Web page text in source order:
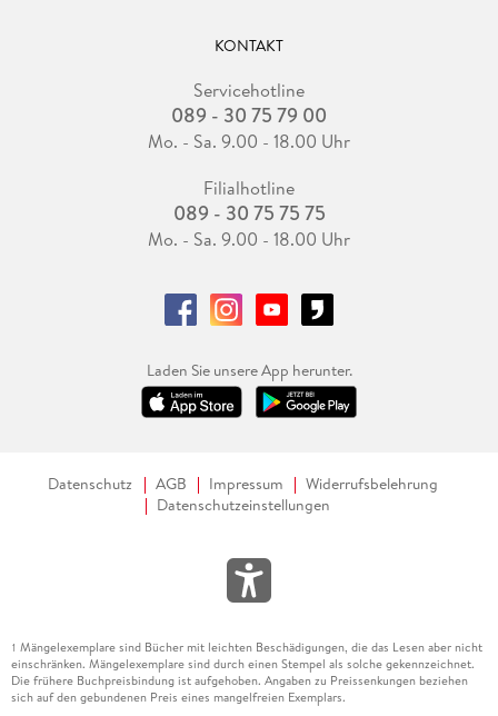
KONTAKT
Servicehotline
089 - 30 75 79 00
Mo. - Sa. 9.00 - 18.00 Uhr
Filialhotline
089 - 30 75 75 75
Mo. - Sa. 9.00 - 18.00 Uhr
Laden Sie unsere App herunter.
Datenschutz AGB Impressum
Widerrufsbelehrung
Datenschutzeinstellungen
1 Mängelexemplare sind Bücher mit leichten Beschädigungen, die das Lesen aber nicht
einschränken. Mängelexemplare sind durch einen Stempel als solche gekennzeichnet.
Die frühere Buchpreisbindung ist aufgehoben. Angaben zu Preissenkungen beziehen
sich auf den gebundenen Preis eines mangelfreien Exemplars.